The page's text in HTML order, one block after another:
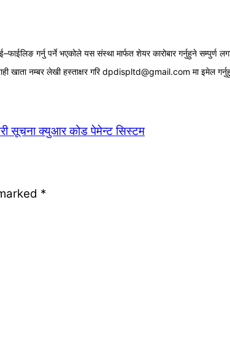
गर्नु पर्ने भएकोले यस संस्था मार्फत शेयर कारोबार गर्नुहुने सम्पुर्ण
खाता नम्बर लेखी हस्ताक्षर गरि dpdispltd@gmail.com मा इमेल
सूचनाक्युआर कोड पेमेन्ट सिस्टम
*